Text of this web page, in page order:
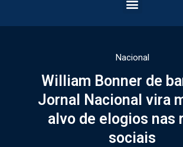
Nacional
William Bonner de
Jornal Nacional vira
alvo de elogios nas
sociais